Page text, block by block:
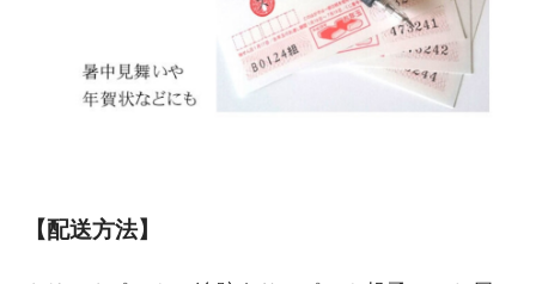
【配送方法】